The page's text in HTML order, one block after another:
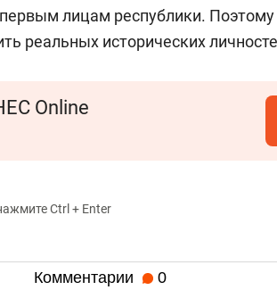
лицам республики.
реальных исторических
Online
Ctrl + Enter
Комментарии 0